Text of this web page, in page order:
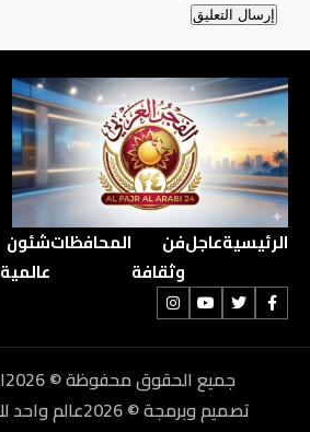
الرئيسيةعاجلفن
وثقافة
المحافظاتشئون
عالمية
جميع الحقوق محفوظة © 2026الفجر العربي 24
تصميم وبرمجة © 2026عالم واحد للإعلام والبرمجيات